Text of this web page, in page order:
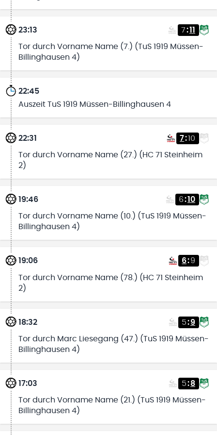
23:13 7:11
Tor durch Vorname Name (7.) (TuS 1919 Müssen-
Billinghausen 4)
22:45
Auszeit TuS 1919 Müssen-Billinghausen 4
22:31 7:10
Tor durch Vorname Name (27.) (HC 71 Steinheim
2)
19:46 6:10
Tor durch Vorname Name (10.) (TuS 1919 Müssen-
Billinghausen 4)
19:06 6:9
Tor durch Vorname Name (78.) (HC 71 Steinheim
2)
18:32 5:9
Tor durch Marc Liesegang (47.) (TuS 1919 Müssen-
Billinghausen 4)
17:03 5:8
Tor durch Vorname Name (21.) (TuS 1919 Müssen-
Billinghausen 4)